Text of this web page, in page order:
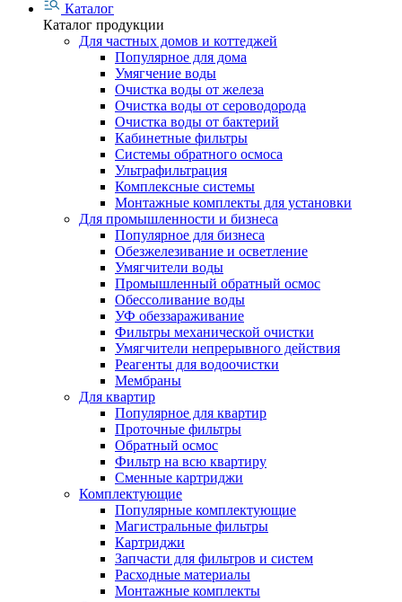
Каталог
Каталог продукции
Для частных домов и коттеджей
Популярное для дома
Умягчение воды
Очистка воды от железа
Очистка воды от сероводорода
Очистка воды от бактерий
Кабинетные фильтры
Системы обратного осмоса
Ультрафильтрация
Комплексные системы
Монтажные комплекты для установки
Для промышленности и бизнеса
Популярное для бизнеса
Обезжелезивание и осветление
Умягчители воды
Промышленный обратный осмос
Обессоливание воды
УФ обеззараживание
Фильтры механической очистки
Умягчители непрерывного действия
Реагенты для водоочистки
Мембраны
Для квартир
Популярное для квартир
Проточные фильтры
Обратный осмос
Фильтр на всю квартиру
Сменные картриджи
Комплектующие
Популярные комплектующие
Магистральные фильтры
Картриджи
Запчасти для фильтров и систем
Расходные материалы
Монтажные комплекты